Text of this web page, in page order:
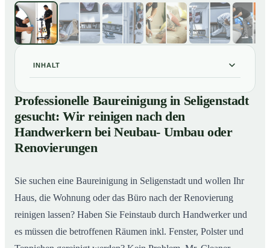
INHALT
01 Professionelle Baureinigung in Seligenstadt gesucht:
Wir reinigen nach den Handwerkern bei Neubau-
Umbau oder Renovierungen
02Baureinigung in Seligenstadt – Profis im Einsatz
Professionelle Baureinigung in Seligenstadt
gesucht: Wir reinigen nach den
Handwerkern bei Neubau- Umbau oder
Renovierungen
Sie suchen eine Baureinigung in Seligenstadt und wollen Ihr
Haus, die Wohnung oder das Büro nach der Renovierung
reinigen lassen? Haben Sie Feinstaub durch Handwerker und
es müssen die betroffenen Räumen inkl. Fenster, Polster und